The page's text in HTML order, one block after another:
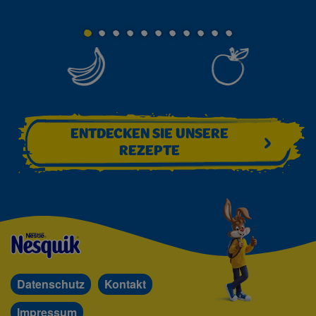
ENTDECKEN SIE UNSERE
REZEPTE
Datenschutz
Kontakt
Impressum